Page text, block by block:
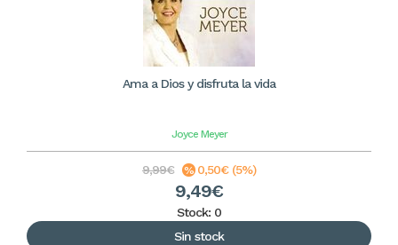
Ama a Dios y disfruta la vida
Joyce Meyer
9,99€ 0,50€ (5%)
9,49€
Stock: 0
Sin stock